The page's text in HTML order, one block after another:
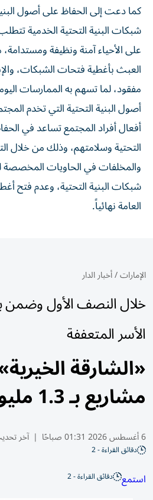
كما دعت إلى الحفاظ على أصول
شبكات البنية التحتية الخدمية
على الأحياء آمنة ونظيفة
العبث بأغطية فتحات الشبكات،
مفقود، لما تسهم به الممارسات
أصول البنية التحتية التي تخدم
أفعال أفراد المجتمع تساعد في
التحتية وسلامتهم، وذلك من خلال
والمخلفات في الحاويات المخصصة
شبكات البنية التحتية، وعدم فتح
العامة نهائياً.
الإمارات/أخبار الدار
خلال النصف الأول وضمن
الأسر المتعففة
مشاريع بـ 1.3 مليون درهم
6 أغسطس 2026 01:31 صباحًا | آخر
دقائق القراءة - 2
استمع دقائق القراءة - 2